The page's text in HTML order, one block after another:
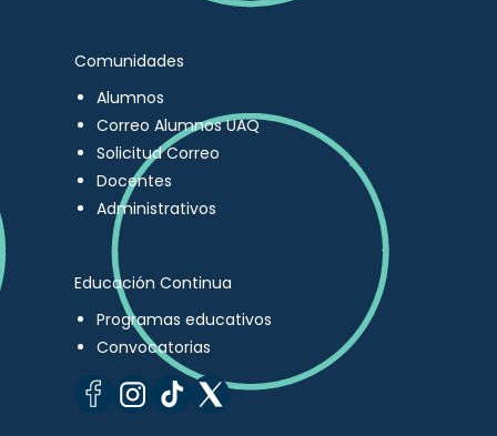
Comunidades
Alumnos
Correo Alumnos UAQ
Solicitud Correo
Docentes
Administrativos
Educación Continua
Programas educativos
Convocatorias